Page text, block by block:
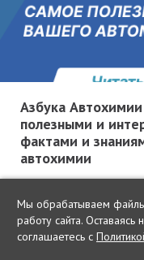
Азбука
полезными и
фактами и
автохимии
Сетевое издание
службой по надзору в
массовых
Любое использование
www.kolesa.ru,
правообладателя.
редактор Баландин М.А.
Политика
Мы обрабатываем
работу сайта.
соглашаетесь с